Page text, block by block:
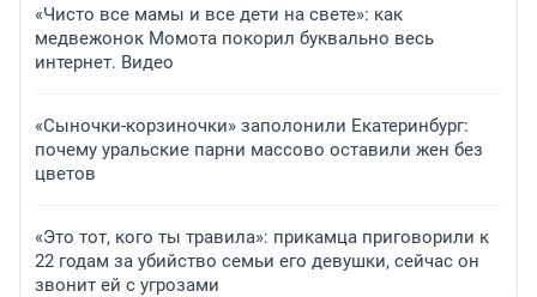
«Чисто все мамы и все дети на свете»: как
медвежонок Момота покорил буквально весь
интернет. Видео
«Сыночки-корзиночки» заполонили Екатеринбург:
почему уральские парни массово оставили жен без
цветов
«Это тот, кого ты травила»: прикамца приговорили к
22 годам за убийство семьи его девушки, сейчас он
звонит ей с угрозами